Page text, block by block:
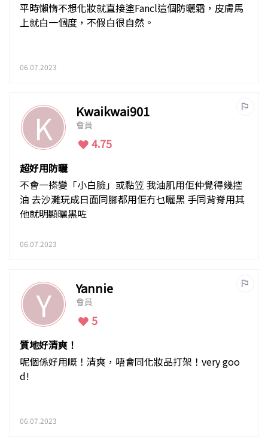
平時懶惰不想化妝就直接塗Fancl這個防曬霜，皮膚馬
上就白一個度，不假白很自然。
06.07.2023
K Kwaikwai901
會員
4.75
超好用防曬
不會一搽變「小白臉」或黏笠 我油肌用佢仲覺得幾控
油 去沙灘玩成日面同腳都用佢冇乜曬黑 手同背脊用其
他就明顯曬黑咗
06.07.2023
Y Yannie
會員
5
質地好清爽！
呢個係好用嘅！清爽，唔會同化妝品打架！very goo
d!
06.07.2023